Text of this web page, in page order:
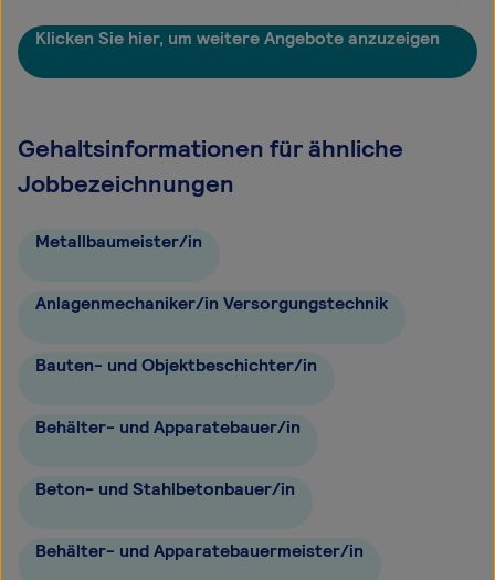
Klicken Sie hier, um weitere Angebote anzuzeigen
Gehaltsinformationen für ähnliche
Jobbezeichnungen
Metallbaumeister/in
Anlagenmechaniker/in Versorgungstechnik
Bauten- und Objektbeschichter/in
Behälter- und Apparatebauer/in
Beton- und Stahlbetonbauer/in
Behälter- und Apparatebauermeister/in